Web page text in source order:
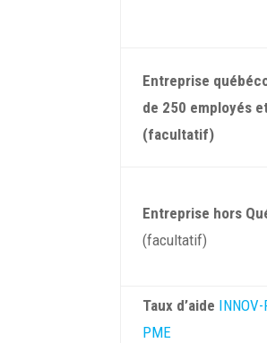
Entreprise
de 250 employés
(facultatif)
Entreprise hors
(facultatif)
Taux d’aide INNOV-
PME